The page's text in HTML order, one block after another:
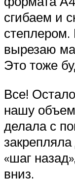
сгибаем и
вырезаю
Это тоже
Все!
нашу
делала с
«шаг
вниз.